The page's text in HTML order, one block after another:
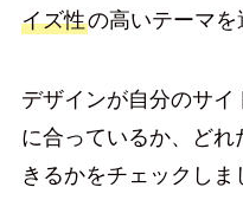
イズ性の高いテーマを
デザインが自分のサ
に合っているか、ど
きるかをチェックしま